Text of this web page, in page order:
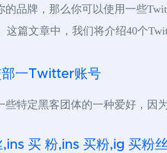
品牌，那么你可以使用一些
篇文章中，我们将介绍40个
部一Twitter账号
些特定黑客团体的一种爱好，因
买 粉,ins 买粉,ig 买